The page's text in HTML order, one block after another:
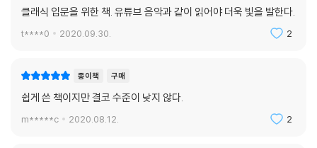
클래식 입문을 위한 책. 유튜브 음악과 같이 읽어야 더욱 빛을 발한다.
t****0 2020.09.30. 2
종이책 구매
쉽게 쓴 책이지만 결코 수준이 낮지 않다.
m*****c 2020.08.12. 2